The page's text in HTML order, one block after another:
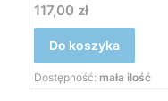
Cena
117,00 zł
Do koszyka
Dostępność: mała ilość